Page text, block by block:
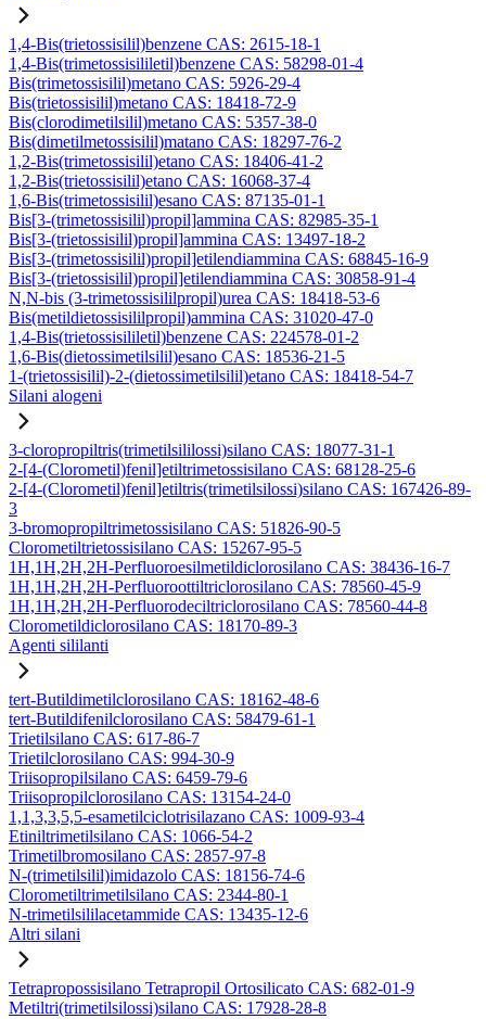
1,4-Bis(trietossisilil)benzene CAS: 2615-18-1
1,4-Bis(trimetossisililetil)benzene CAS: 58298-01-4
Bis(trimetossisilil)metano CAS: 5926-29-4
Bis(trietossisilil)metano CAS: 18418-72-9
Bis(clorodimetilsilil)metano CAS: 5357-38-0
Bis(dimetilmetossisilil)matano CAS: 18297-76-2
1,2-Bis(trimetossisilil)etano CAS: 18406-41-2
1,2-Bis(trietossisilil)etano CAS: 16068-37-4
1,6-Bis(trimetossisilil)esano CAS: 87135-01-1
Bis[3-(trimetossisilil)propil]ammina CAS: 82985-35-1
Bis[3-(trietossisilil)propil]ammina CAS: 13497-18-2
Bis[3-(trimetossisilil)propil]etilendiammina CAS: 68845-16-9
Bis[3-(trietossisilil)propil]etilendiammina CAS: 30858-91-4
N,N-bis (3-trimetossisililpropil)urea CAS: 18418-53-6
Bis(metildietossisililpropil)ammina CAS: 31020-47-0
1,4-Bis(trietossisililetil)benzene CAS: 224578-01-2
1,6-Bis(dietossimetilsilil)esano CAS: 18536-21-5
1-(trietossisilil)-2-(dietossimetilsilil)etano CAS: 18418-54-7
Silani alogeni
3-cloropropiltris(trimetilsililossi)silano CAS: 18077-31-1
2-[4-(Clorometil)fenil]etiltrimetossisilano CAS: 68128-25-6
2-[4-(Clorometil)fenil]etiltris(trimetilsilossi)silano CAS: 167426-89-
3
3-bromopropiltrimetossisilano CAS: 51826-90-5
Clorometiltrietossisilano CAS: 15267-95-5
1H,1H,2H,2H-Perfluoroesilmetildiclorosilano CAS: 38436-16-7
1H,1H,2H,2H-Perfluoroottiltriclorosilano CAS: 78560-45-9
1H,1H,2H,2H-Perfluorodeciltriclorosilano CAS: 78560-44-8
Clorometildiclorosilano CAS: 18170-89-3
Agenti sililanti
tert-Butildimetilclorosilano CAS: 18162-48-6
tert-Butildifenilclorosilano CAS: 58479-61-1
Trietilsilano CAS: 617-86-7
Trietilclorosilano CAS: 994-30-9
Triisopropilsilano CAS: 6459-79-6
Triisopropilclorosilano CAS: 13154-24-0
1,1,3,3,5,5-esametilciclotrisilazano CAS: 1009-93-4
Etiniltrimetilsilano CAS: 1066-54-2
Trimetilbromosilano CAS: 2857-97-8
N-(trimetilsilil)imidazolo CAS: 18156-74-6
Clorometiltrimetilsilano CAS: 2344-80-1
N-trimetilsililacetammide CAS: 13435-12-6
Altri silani
Tetrapropossisilano Tetrapropil Ortosilicato CAS: 682-01-9
Metiltri(trimetilsilossi)silano CAS: 17928-28-8